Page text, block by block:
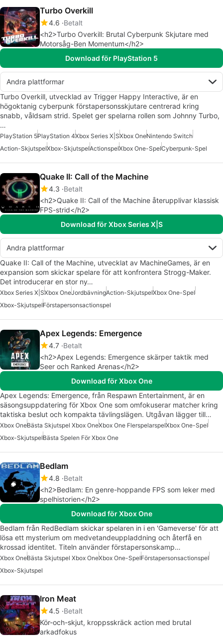
Turbo Overkill
4.6 Betalt
<h2>Turbo Overkill: Brutal Cyberpunk Skjutare med
Motorsåg-Ben Momentum</h2>
Download för PlayStation 5
Andra plattformar
Turbo Overkill, utvecklad av Trigger Happy Interactive, är en
högoktanig cyberpunk förstapersonsskjutare centrerad kring
snabb, våldsam strid. Spelet ger spelarna rollen som Johnny Turbo,
…
PlayStation 5PlayStation 4Xbox Series X|SXbox OneNintendo Switch
Action-SkjutspelXbox-SkjutspelActionspelXbox One-SpelCyberpunk-Spel
Quake II: Call of the Machine
4.3 Betalt
<h2>Quake II: Call of the Machine återupplivar klassisk
FPS-strid</h2>
Download för Xbox Series X|S
Andra plattformar
Quake II: Call of the Machine, utvecklat av MachineGames, är en
expansion som skickar spelare för att konfrontera Strogg-Maker.
Det introducerar en stor ny…
Xbox Series X|SXbox OneJordbävningAction-SkjutspelXbox One-Spel
Xbox-SkjutspelFörstapersonsactionspel
Apex Legends: Emergence
4.7 Betalt
<h2>Apex Legends: Emergence skärper taktik med
Seer och Ranked Arenas</h2>
Download för Xbox One
Apex Legends: Emergence, från Respawn Entertainment, är en
säsongsuppdatering för Xbox One som omfokuserar matcher kring
taktiska beslut och kompakta tävlingslägen. Utgåvan lägger till…
Xbox OneBästa Skjutspel Xbox OneXbox One FlerspelarspelXbox One-Spel
Xbox-SkjutspelBästa Spelen För Xbox One
Bedlam
4.8 Betalt
<h2>Bedlam: En genre-hoppande FPS som leker med
spelhistorien</h2>
Download för Xbox One
Bedlam från RedBedlam skickar spelaren in i en 'Gameverse' för att
lösa ett mysterium om medvetandeuppladdning och återfå en
krossad identitet. Titeln använder förstapersonskamp…
Xbox OneBästa Skjutspel Xbox OneXbox One-SpelFörstapersonsactionspel
Xbox-Skjutspel
Iron Meat
4.5 Betalt
Kör-och-skjut, kroppsskräck action med brutal
arkadfokus